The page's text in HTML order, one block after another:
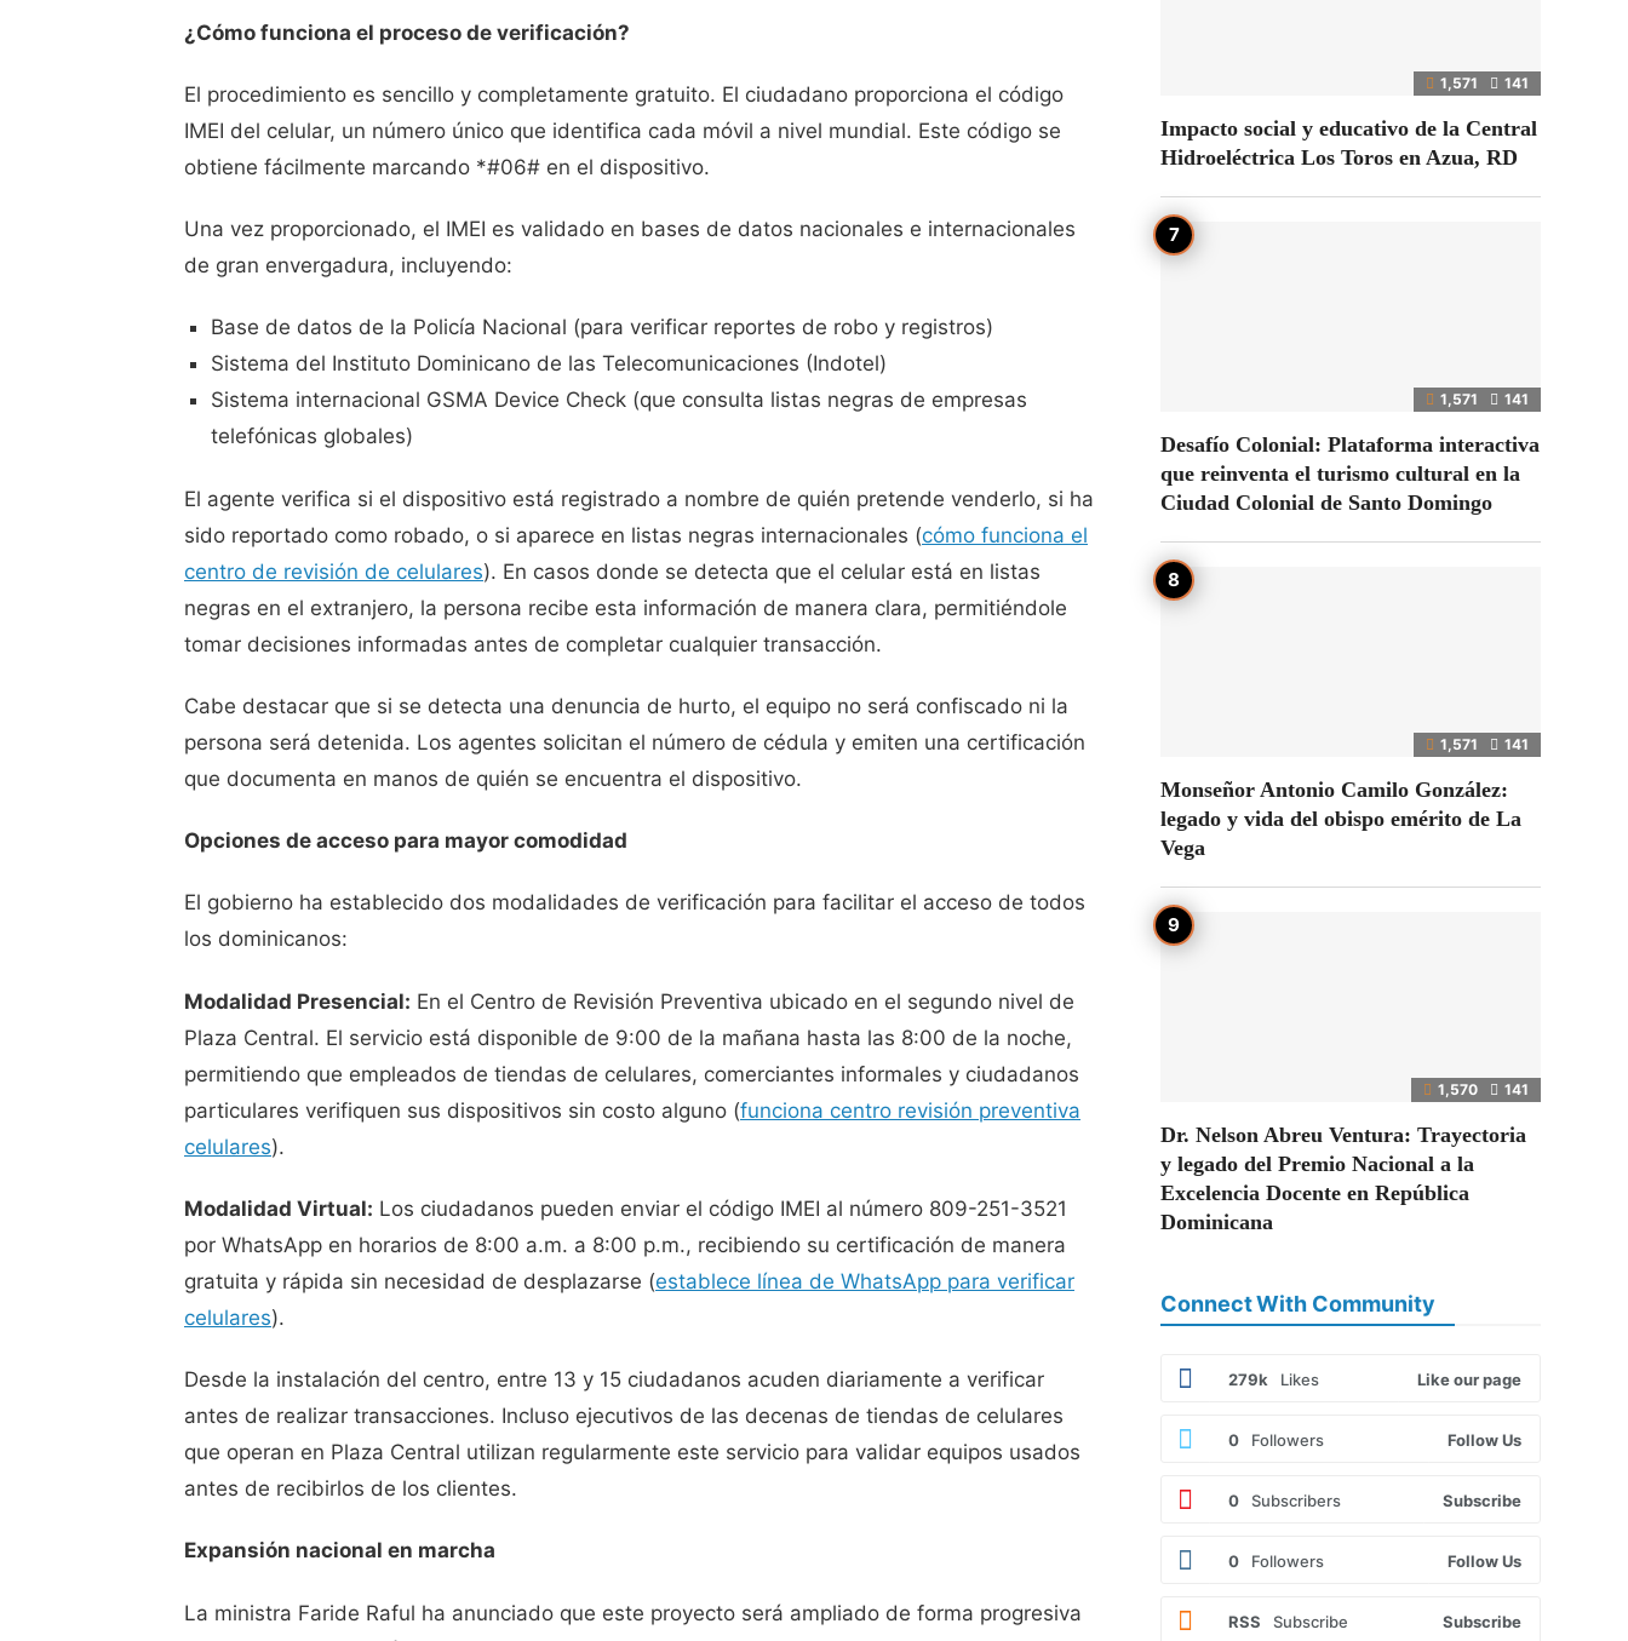
¿Cómo funciona el proceso de verificación?
El procedimiento es sencillo y completamente gratuito. El ciudadano proporciona el código
IMEI del celular, un número único que identifica cada móvil a nivel mundial. Este código se
obtiene fácilmente marcando *#06# en el dispositivo.
Una vez proporcionado, el IMEI es validado en bases de datos nacionales e internacionales
de gran envergadura, incluyendo:
Base de datos de la Policía Nacional (para verificar reportes de robo y registros)
Sistema del Instituto Dominicano de las Telecomunicaciones (Indotel)
Sistema internacional GSMA Device Check (que consulta listas negras de empresas
telefónicas globales)
El agente verifica si el dispositivo está registrado a nombre de quién pretende venderlo, si ha
sido reportado como robado, o si aparece en listas negras internacionales (cómo funciona el
centro de revisión de celulares). En casos donde se detecta que el celular está en listas
negras en el extranjero, la persona recibe esta información de manera clara, permitiéndole
tomar decisiones informadas antes de completar cualquier transacción.
Cabe destacar que si se detecta una denuncia de hurto, el equipo no será confiscado ni la
persona será detenida. Los agentes solicitan el número de cédula y emiten una certificación
que documenta en manos de quién se encuentra el dispositivo.
Opciones de acceso para mayor comodidad
El gobierno ha establecido dos modalidades de verificación para facilitar el acceso de todos
los dominicanos:
Modalidad Presencial: En el Centro de Revisión Preventiva ubicado en el segundo nivel de
Plaza Central. El servicio está disponible de 9:00 de la mañana hasta las 8:00 de la noche,
permitiendo que empleados de tiendas de celulares, comerciantes informales y ciudadanos
particulares verifiquen sus dispositivos sin costo alguno (funciona centro revisión preventiva
celulares).
Modalidad Virtual: Los ciudadanos pueden enviar el código IMEI al número 809-251-3521
por WhatsApp en horarios de 8:00 a.m. a 8:00 p.m., recibiendo su certificación de manera
gratuita y rápida sin necesidad de desplazarse (establece línea de WhatsApp para verificar
celulares).
Desde la instalación del centro, entre 13 y 15 ciudadanos acuden diariamente a verificar
antes de realizar transacciones. Incluso ejecutivos de las decenas de tiendas de celulares
que operan en Plaza Central utilizan regularmente este servicio para validar equipos usados
antes de recibirlos de los clientes.
Expansión nacional en marcha
La ministra Faride Raful ha anunciado que este proyecto será ampliado de forma progresiva
1,571 141
Impacto social y educativo de la Central
Hidroeléctrica Los Toros en Azua, RD
1,571 141
Desafío Colonial: Plataforma interactiva
que reinventa el turismo cultural en la
Ciudad Colonial de Santo Domingo
1,571 141
Monseñor Antonio Camilo González:
legado y vida del obispo emérito de La
Vega
1,570 141
Dr. Nelson Abreu Ventura: Trayectoria
y legado del Premio Nacional a la
Excelencia Docente en República
Dominicana
Connect With Community
279k Likes Like our page
0 Followers Follow Us
0 Subscribers Subscribe
0 Followers Follow Us
RSS Subscribe Subscribe